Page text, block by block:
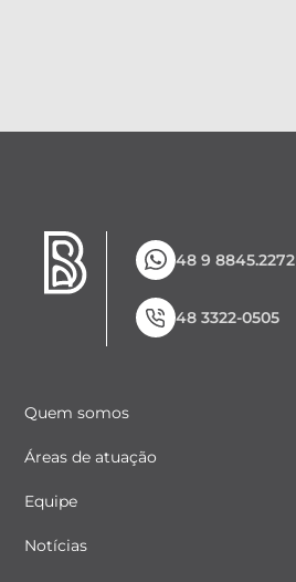
48 9 8845.2272
48 3322-0505
Quem somos
Áreas de atuação
Equipe
Notícias